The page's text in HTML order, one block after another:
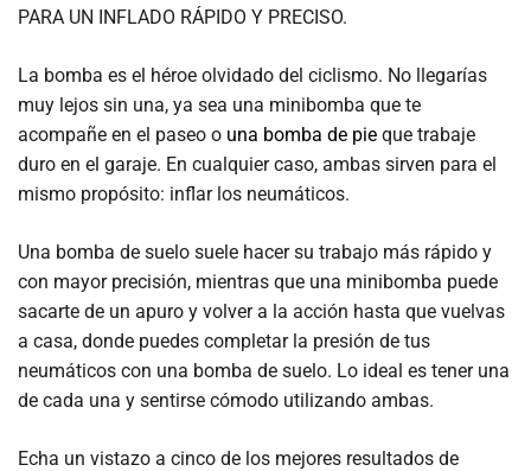
PARA UN INFLADO RÁPIDO Y PRECISO.
La bomba es el héroe olvidado del ciclismo. No llegarías
muy lejos sin una, ya sea una minibomba que te
acompañe en el paseo o una bomba de pie que trabaje
duro en el garaje. En cualquier caso, ambas sirven para el
mismo propósito: inflar los neumáticos.
Una bomba de suelo suele hacer su trabajo más rápido y
con mayor precisión, mientras que una minibomba puede
sacarte de un apuro y volver a la acción hasta que vuelvas
a casa, donde puedes completar la presión de tus
neumáticos con una bomba de suelo. Lo ideal es tener una
de cada una y sentirse cómodo utilizando ambas.
Echa un vistazo a cinco de los mejores resultados de